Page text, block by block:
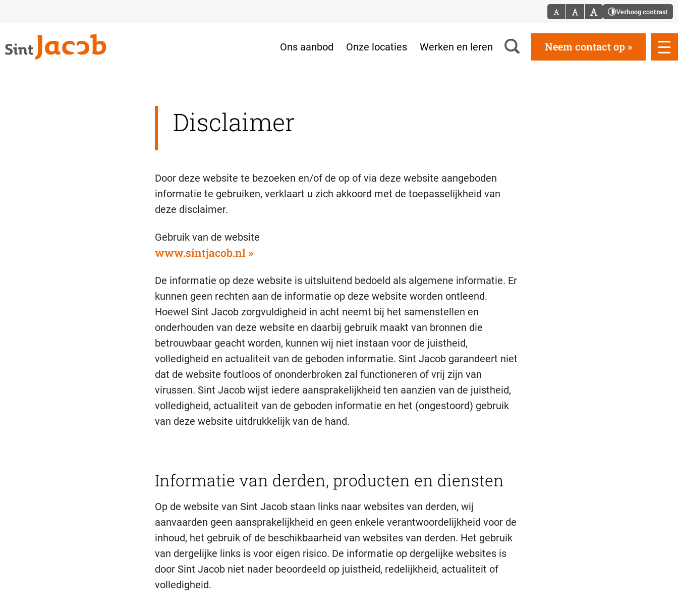
Verhoog contrast
Ons aanbod Onze locaties Werken en leren Neem contact op
Disclaimer
Door deze website te bezoeken en/of de op of via deze website aangeboden
informatie te gebruiken, verklaart u zich akkoord met de toepasselijkheid van
deze disclaimer.
Gebruik van de website
www.sintjacob.nl
De informatie op deze website is uitsluitend bedoeld als algemene informatie. Er
kunnen geen rechten aan de informatie op deze website worden ontleend.
Hoewel Sint Jacob zorgvuldigheid in acht neemt bij het samenstellen en
onderhouden van deze website en daarbij gebruik maakt van bronnen die
betrouwbaar geacht worden, kunnen wij niet instaan voor de juistheid,
volledigheid en actualiteit van de geboden informatie. Sint Jacob garandeert niet
dat de website foutloos of ononderbroken zal functioneren of vrij zijn van
virussen. Sint Jacob wijst iedere aansprakelijkheid ten aanzien van de juistheid,
volledigheid, actualiteit van de geboden informatie en het (ongestoord) gebruik
van deze website uitdrukkelijk van de hand.
Informatie van derden, producten en diensten
Op de website van Sint Jacob staan links naar websites van derden, wij
aanvaarden geen aansprakelijkheid en geen enkele verantwoordelijkheid voor de
inhoud, het gebruik of de beschikbaarheid van websites van derden. Het gebruik
van dergelijke links is voor eigen risico. De informatie op dergelijke websites is
door Sint Jacob niet nader beoordeeld op juistheid, redelijkheid, actualiteit of
volledigheid.